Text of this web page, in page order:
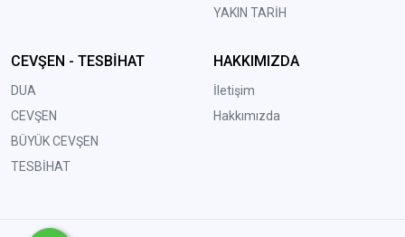
YAKIN TARİH
CEVŞEN - TESBİHAT
DUA
CEVŞEN
BÜYÜK CEVŞEN
TESBİHAT
HAKKIMIZDA
İletişim
Hakkımızda